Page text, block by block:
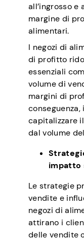
all’ingrosso
margine di
alimentari.
I negozi di
di profitto
essenziali
volume di
margini di
capitalizzare
dal volume
impatto
Le strategie
vendite e
negozi di
attirano i
delle vendite